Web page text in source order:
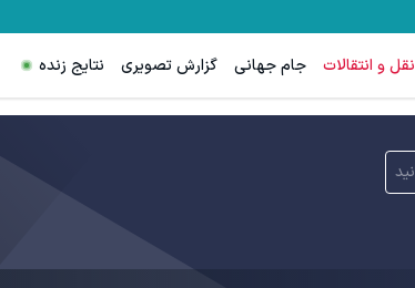
نقل و انتقالات جام جهانی گزارش تصویری نتایج زنده